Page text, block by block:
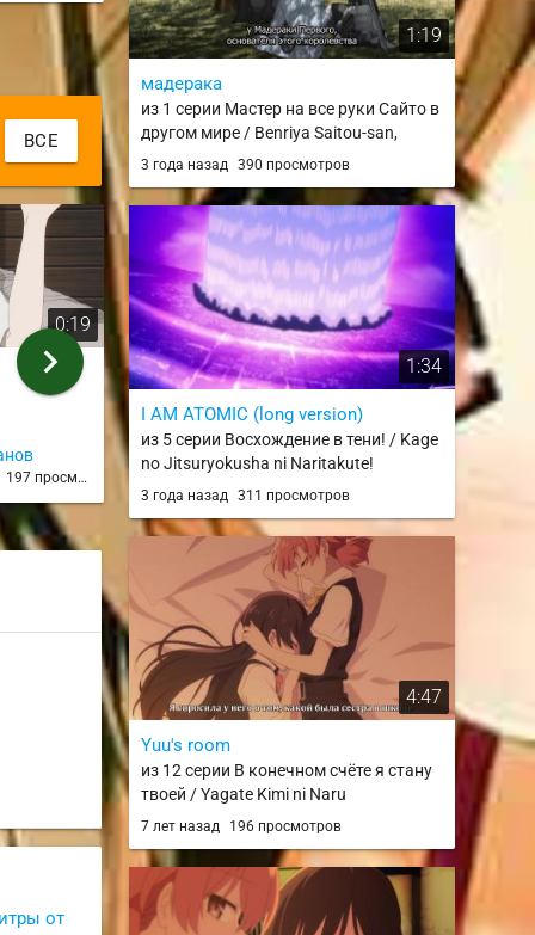
ВСЕ
0:19
197 просмотров
1:49
Фрирен vs Зери
Mordred
2 года назад
А это на
из 6 серии
chevron_right
от
1:19
мадерака
из 1 серии Мастер на все руки Сайто в
другом мире / Benriya Saitou-san,
Isekai ni Iku
3 года назад 390 просмотров
1:34
I AM ATOMIC (long version)
из 5 серии Восхождение в тени! / Kage
no Jitsuryokusha ni Naritakute!
3 года назад 311 просмотров
4:47
Yuu's room
из 12 серии В конечном счёте я стану
твоей / Yagate Kimi ni Naru
7 лет назад 196 просмотров